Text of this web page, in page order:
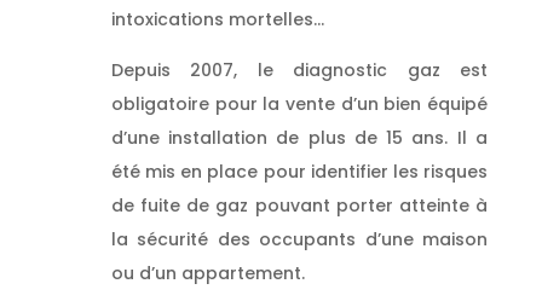
intoxications mortelles…
Depuis 2007, le diagnostic gaz est
obligatoire pour la vente d’un bien équipé
d’une installation de plus de 15 ans. Il a
été mis en place pour identifier les risques
de fuite de gaz pouvant porter atteinte à
la sécurité des occupants d’une maison
ou d’un appartement.